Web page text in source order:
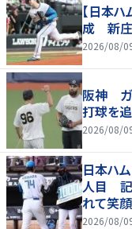
【日本
成 新庄
2026/08/
阪神 ガ
打球を
2026/08/
日本ハ
人目 記
れて笑顔
2026/08/